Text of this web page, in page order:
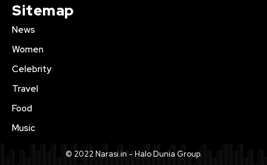
Sitemap
News
Women
Celebrity
Travel
Food
Music
© 2022 Narasi.in - Halo Dunia Group.